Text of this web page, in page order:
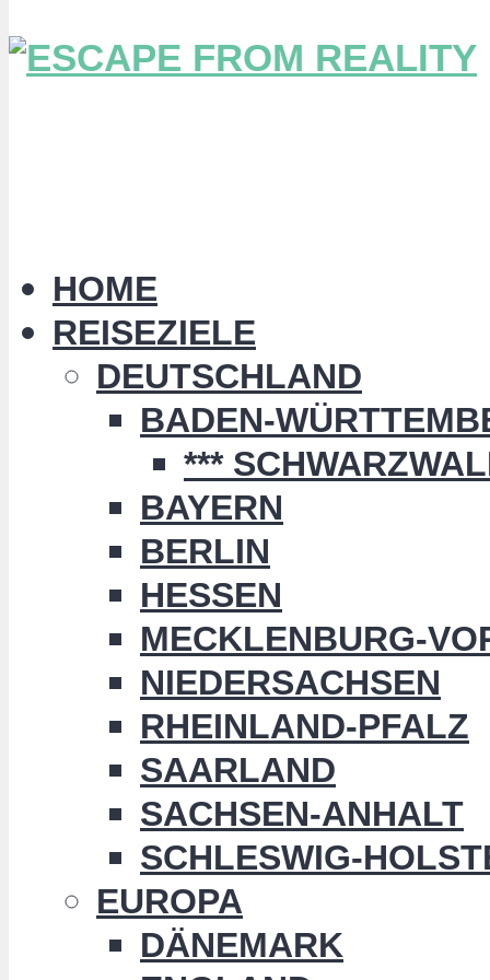
HOME
REISEZIELE
DEUTSCHLAND
BADEN-
***
BAYERN
BERLIN
HESSEN
MECKLENBURG-
NIEDERSACHSEN
RHEINLAND-PFALZ
SAARLAND
SACHSEN-ANHALT
SCHLESWIG-
EUROPA
DÄNEMARK